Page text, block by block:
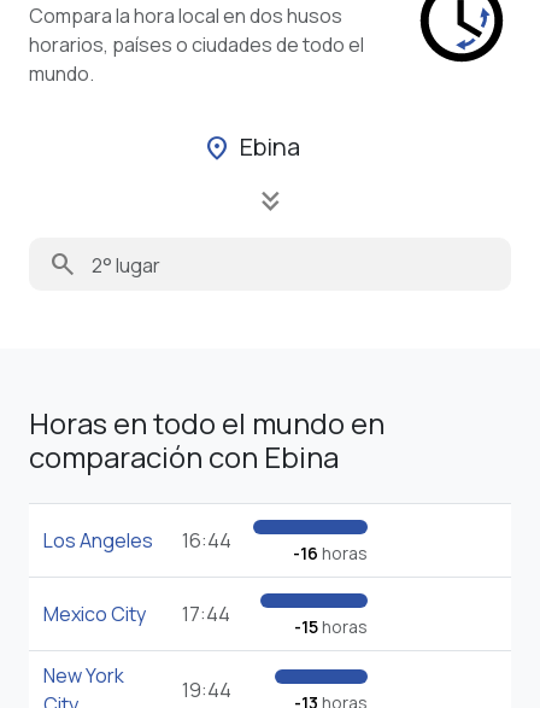
Compara la hora local en dos husos
horarios, países o ciudades de todo el
mundo.
location_on Ebina
keyboard_double_arrow_down
search
Horas en todo el mundo en
comparación con Ebina
Los Angeles 16:44 -16 horas
Mexico City 17:44 -15horas
New York
19:44 -13 horas